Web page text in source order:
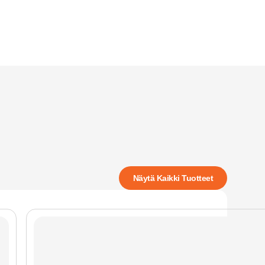
Näytä Kaikki Tuotteet